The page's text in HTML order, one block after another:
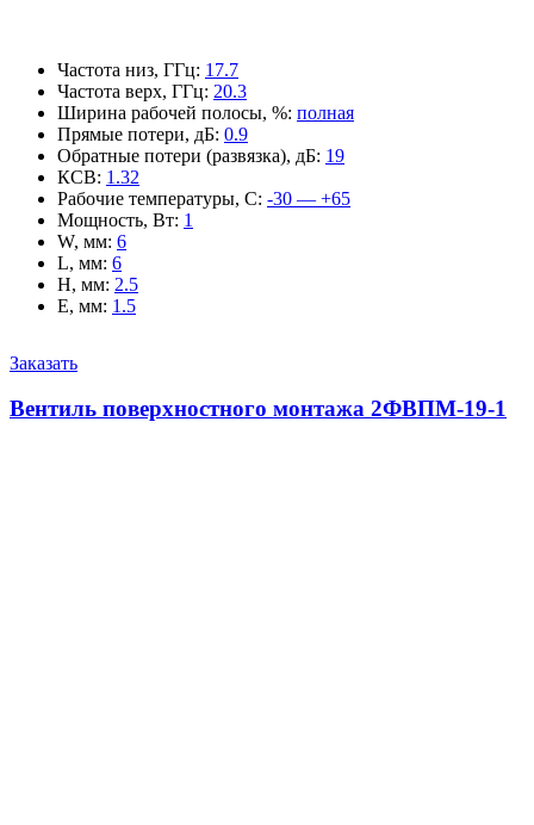
Частота низ, ГГц: 17.7
Частота верх, ГГц: 20.3
Ширина рабочей полосы, %: полная
Прямые потери, дБ: 0.9
Обратные потери (развязка), дБ: 19
КСВ: 1.32
Рабочие температуры, С: -30 — +65
Мощность, Вт: 1
W, мм: 6
L, мм: 6
H, мм: 2.5
E, мм: 1.5
Заказать
Вентиль поверхностного монтажа 2ФВПМ-19-1